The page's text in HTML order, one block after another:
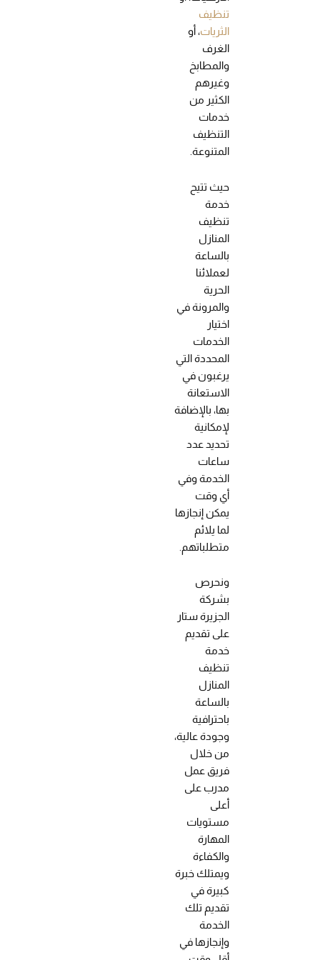
تنظيف
الثريات، أو
الغرف
والمطابخ
وغيرهم
الكثير من
خدمات
التنظيف
المتنوعة.
حيث تتيح
خدمة
تنظيف
المنازل
بالساعة
لعملائنا
الحرية
والمرونة في
اختيار
الخدمات
المحددة التي
يرغبون في
الاستعانة
بها، بالإضافة
لإمكانية
تحديد عدد
ساعات
الخدمة وفي
أي وقت
يمكن إنجازها
لما يلائم
متطلباتهم.
ونحرص
بشركة
الجزيرة ستار
على تقديم
خدمة
تنظيف
المنازل
بالساعة
باحترافية
وجودة عالية،
من خلال
فريق عمل
مدرب على
أعلى
مستويات
المهارة
والكفاءة
ويمتلك خبرة
كبيرة في
تقديم تلك
الخدمة
وإنجازها في